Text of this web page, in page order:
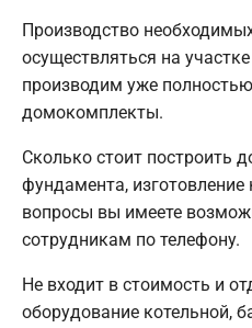
Производство
осуществляться на
производим уже
домокомплекты.
Сколько стоит построить
фундамента,
вопросы вы имеете
сотрудникам по телефону.
Не входит в стоимость и
оборудование котельной,